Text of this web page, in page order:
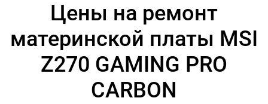
Цены на ремонт
материнской платы MSI
Z270 GAMING PRO
CARBON